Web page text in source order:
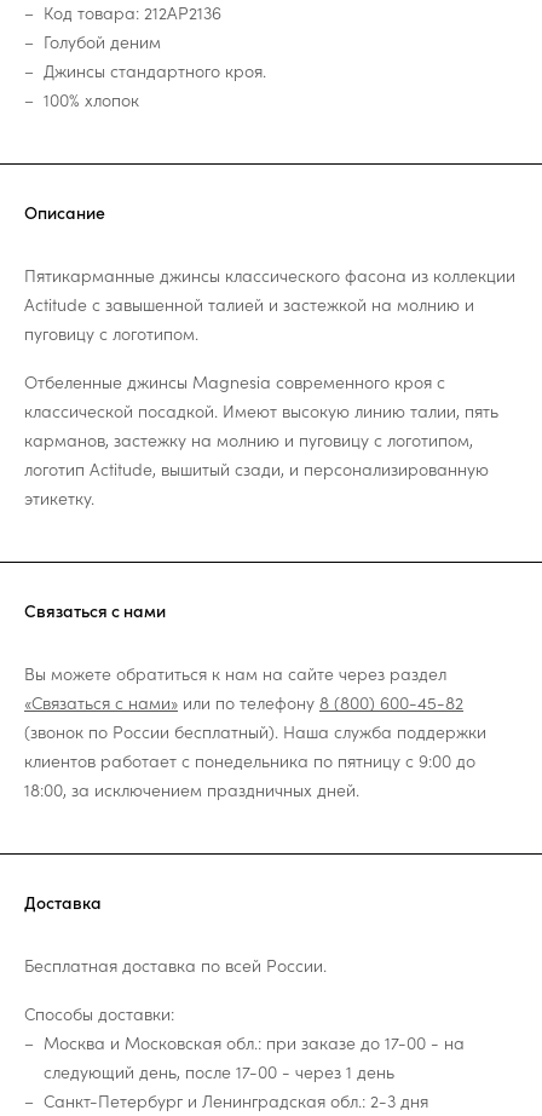
Код товара: 212AP2136
Голубой деним
Джинсы стандартного кроя.
100% хлопок
Описание
Пятикарманные джинсы классического фасона из коллекции
Actitude с завышенной талией и застежкой на молнию и
пуговицу с логотипом.
Отбеленные джинсы Magnesia современного кроя с
классической посадкой. Имеют высокую линию талии, пять
карманов, застежку на молнию и пуговицу с логотипом,
логотип Actitude, вышитый сзади, и персонализированную
этикетку.
Связаться с нами
Вы можете обратиться к нам на сайте через раздел
«Связаться с нами» или по телефону 8 (800) 600-45-82
(звонок по России бесплатный). Наша служба поддержки
клиентов работает с понедельника по пятницу с 9:00 до
18:00, за исключением праздничных дней.
Доставка
Бесплатная доставка по всей России.
Способы доставки:
Москва и Московская обл.: при заказе до 17-00 - на
следующий день, после 17-00 - через 1 день
Санкт-Петербург и Ленинградская обл.: 2-3 дня